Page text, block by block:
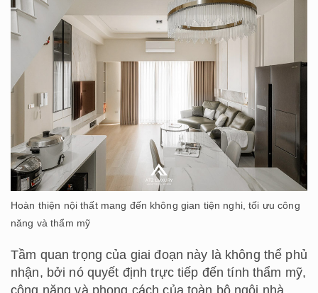
Hoàn thiện nội thất mang đến không gian tiện nghi, tối ưu công
năng và thẩm mỹ
Tầm quan trọng của giai đoạn này là không thể phủ
nhận, bởi nó quyết định trực tiếp đến tính thẩm mỹ,